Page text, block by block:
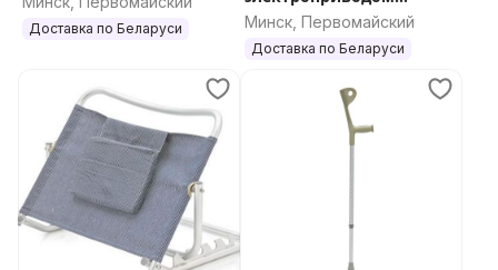
Доставка по Беларуси
(Прокат)
Минск, Первомайский
Доставка по Беларуси